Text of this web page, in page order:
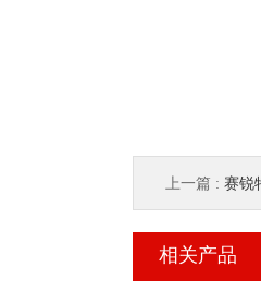
上一篇 : 赛锐特
相关产品